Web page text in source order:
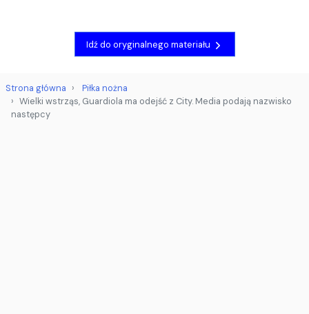
Idź do oryginalnego materiału
Strona główna
Piłka nożna
Wielki wstrząs, Guardiola ma odejść z City. Media podają nazwisko
następcy